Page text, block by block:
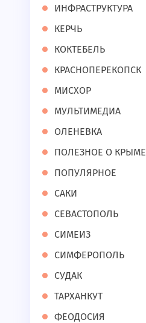
ИНФРАСТРУКТУРА
КЕРЧЬ
КОКТЕБЕЛЬ
КРАСНОПЕРЕКОПСК
МИСХОР
МУЛЬТИМЕДИА
ОЛЕНЕВКА
ПОЛЕЗНОЕ О КРЫМЕ
ПОПУЛЯРНОЕ
САКИ
СЕВАСТОПОЛЬ
СИМЕИЗ
СИМФЕРОПОЛЬ
СУДАК
ТАРХАНКУТ
ФЕОДОСИЯ